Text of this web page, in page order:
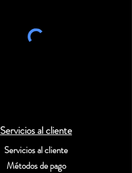
Servicios al cliente
Servicios al cliente
Métodos de pago